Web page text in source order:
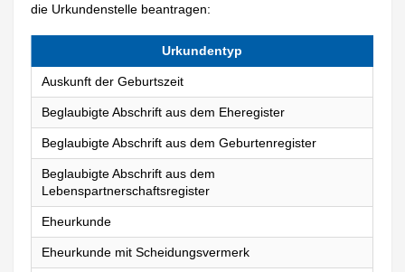
die Urkundenstelle beantragen:
Urkundentyp
Auskunft der Geburtszeit
Beglaubigte Abschrift aus dem Eheregister
Beglaubigte Abschrift aus dem Geburtenregister
Beglaubigte Abschrift aus dem
Lebenspartnerschaftsregister
Eheurkunde
Eheurkunde mit Scheidungsvermerk